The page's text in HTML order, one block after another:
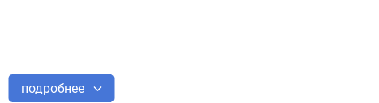
подробнее